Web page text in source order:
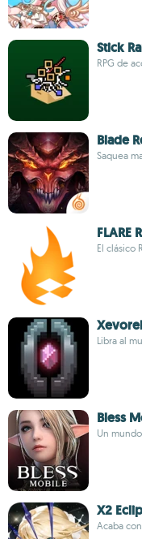
Stick
RPG de
Blade
Saquea
FLARE
El clásico
Xevorel
Libra al
Bless
Un
X2
Acaba